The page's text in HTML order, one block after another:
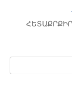
контенту
Поиск: